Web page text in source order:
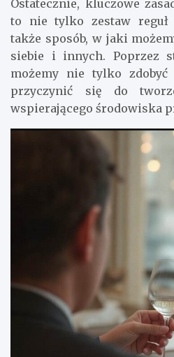
Ostatecznie, kluczowe
to nie tylko zestaw reguł
także sposób, w jaki
siebie i innych. Poprzez
możemy nie tylko
przyczynić się do
wspierającego środowiska